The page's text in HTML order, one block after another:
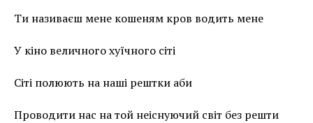
Ти називаєш мене кошеням кров водить мене
У кіно величного хуїчного сіті
Сіті полюють на наші рештки аби
Проводити нас на той неіснуючий світ без решти